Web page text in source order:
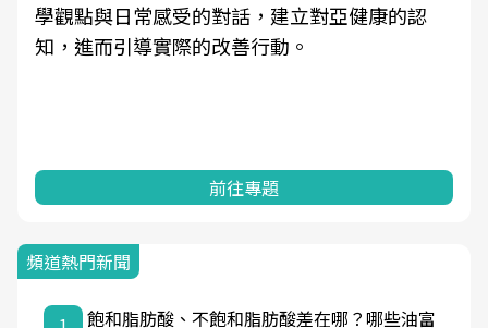
學觀點與日常感受的對話，建立對亞健康的認
知，進而引導實際的改善行動。
前往專題
頻道熱門新聞
飽和脂肪酸、不飽和脂肪酸差在哪？哪些油富